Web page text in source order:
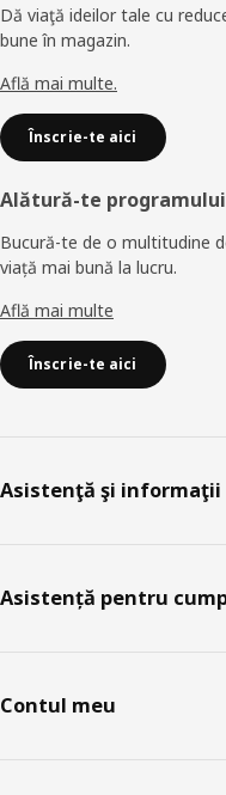
Dă viaţă ideilor tale cu
bune în magazin.
Află mai multe.
Înscrie-te aici
Alătură-te programului
Bucură-te de o multitudine
viață mai bună la lucru.
Află mai multe
Înscrie-te aici
Asistenţă şi informaţii
Asistență pentru
Contul meu